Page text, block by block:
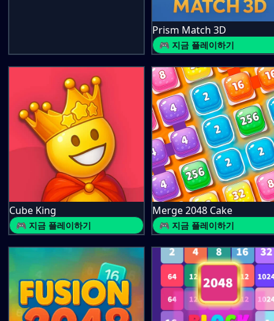
Prism Match 3D
🎮 지금 플레이하기
Cube King
🎮 지금 플레이하기
Merge 2048 Cake
🎮 지금 플레이하기